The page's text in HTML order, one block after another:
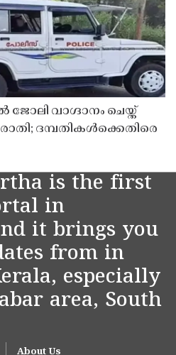
വാഗ്ദാനം ചെയ്ത്
ദമ്പതികൾക്കെതിരെ
is the first
in
it brings you
from in
especially
area, South
About Us